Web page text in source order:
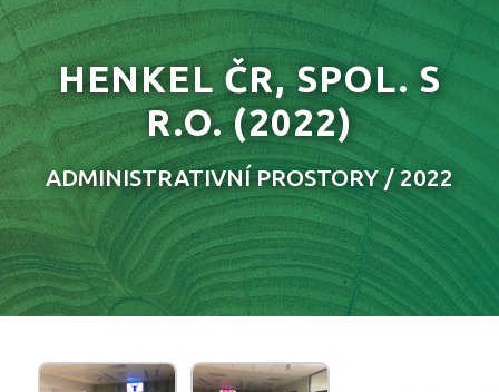
HENKEL ČR, SPOL. S
R.O.(2022)
ADMINISTRATIVNÍ PROSTORY / 2022